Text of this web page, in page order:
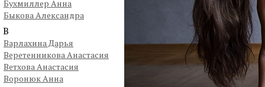
Бухмиллер Анна
Быкова Александра
В
Варлахина Дарья
Веретенникова Анастасия
Ветхова Анастасия
Воронюк Анна